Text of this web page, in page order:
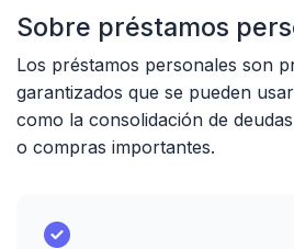
Sobre préstamos
Los préstamos personales son
garantizados que se pueden
como la consolidación de
o compras importantes.